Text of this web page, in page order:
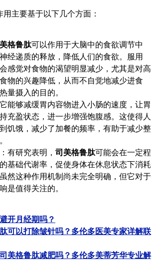
用主要基于以下几个方面：
格鲁肽可以作用于大脑中的食欲调节中
经递质的释放，降低人们的食欲。服用
感觉对食物的渴望明显减少，尤其是对高
物的兴趣降低，从而不自觉地减少进食
量摄入的目的。
它能够减缓胃内容物进入小肠的速度，让胃
充盈状态，进一步增强饱腹感。这使得人
饥饿，减少了加餐的频率，有助于减少整
：有研究表明， 司美格鲁肽可能会在一定程
基础代谢率，促使身体在休息状态下消耗
然这种作用机制尚未完全明确，但它对于
是值得关注的。
开月经期吗？
可以打除皱针吗？多伦多医美专家详解联
美格鲁肽减肥吗？多伦多美蒂芳华专业解